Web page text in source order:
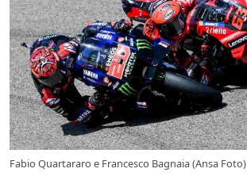
Fabio Quartararo e Francesco Bagnaia (Ansa Foto)